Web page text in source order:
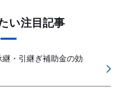
い注目記事
・引継ぎ補助金の効